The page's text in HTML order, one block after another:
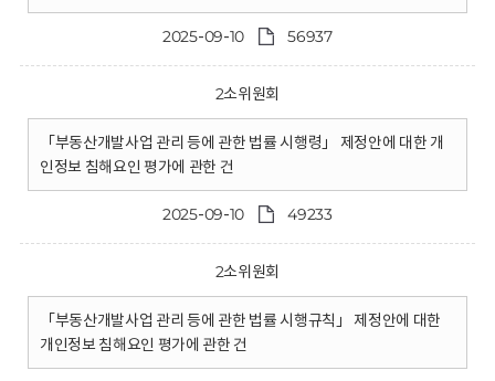
2025-09-10 56937
2소위원회
「부동산개발사업 관리 등에 관한 법률 시행령」 제정안에 대한 개
인정보 침해요인 평가에 관한 건
2025-09-10 49233
2소위원회
「부동산개발사업 관리 등에 관한 법률 시행규칙」 제정안에 대한
개인정보 침해요인 평가에 관한 건